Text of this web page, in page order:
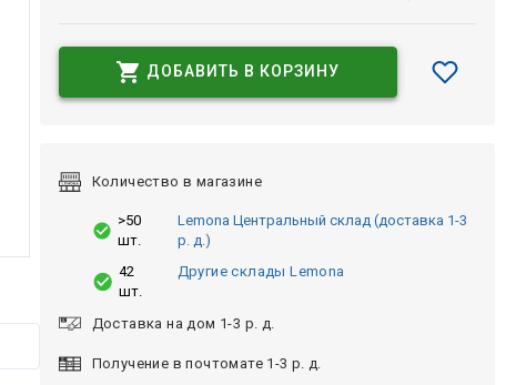
ДОБАВИТЬ В КОРЗИНУ
Количество в магазине
>50
шт.
Lemona Центральный склад (доставка 1-3
р. д.)
42
шт.
Другие склады Lemona
Доставка на дом 1-3 р. д.
Получение в почтомате 1-3 р. д.